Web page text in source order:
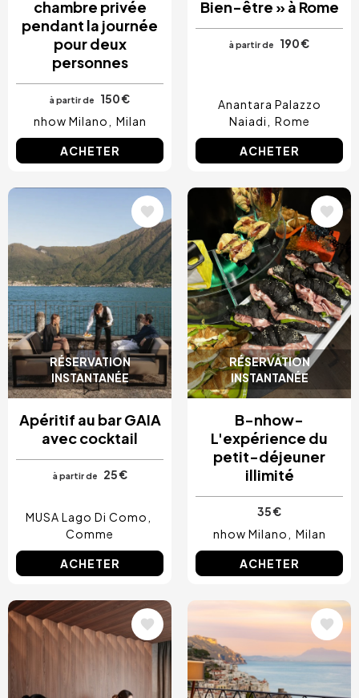
chambre privée
pendant la journée
pour deux
personnes
à partir de
150 €
nhow Milano
Milan
ACHETER
Bien-être » à Rome
à partir de 190 €
Anantara Palazzo
Naiadi
Rome
ACHETER
RÉSERVATION
INSTANTANÉE
Apéritif au bar GAIA
avec cocktail
à partir de 25 €
MUSA Lago Di Como
Comme
ACHETER
RÉSERVATION
INSTANTANÉE
Image
B-nhow-
L'expérience du
petit-déjeuner
illimité
35 €
nhow Milano
Milan
ACHETER
Image Image